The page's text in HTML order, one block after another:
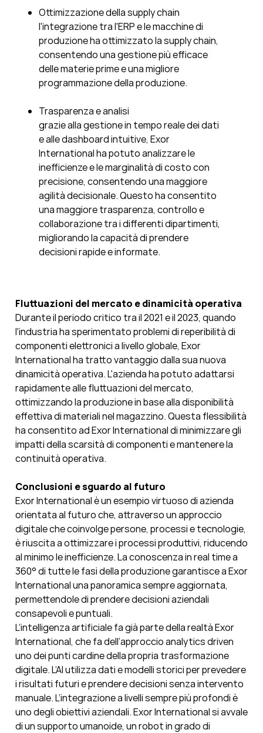
Ottimizzazione della supply chain
l'integrazione tra l'ERP e le macchine di
produzione ha ottimizzato la supply chain,
consentendo una gestione più efficace
delle materie prime e una migliore
programmazione della produzione.
Trasparenza e analisi
grazie alla gestione in tempo reale dei dati
e alle dashboard intuitive, Exor
International ha potuto analizzare le
inefficienze e le marginalità di costo con
precisione, consentendo una maggiore
agilità decisionale. Questo ha consentito
una maggiore trasparenza, controllo e
collaborazione tra i differenti dipartimenti,
migliorando la capacità di prendere
decisioni rapide e informate.
Fluttuazioni del mercato e dinamicità operativa
Durante il periodo critico tra il 2021 e il 2023, quando
l'industria ha sperimentato problemi di reperibilità di
componenti elettronici a livello globale, Exor
International ha tratto vantaggio dalla sua nuova
dinamicità operativa. L'azienda ha potuto adattarsi
rapidamente alle fluttuazioni del mercato,
ottimizzando la produzione in base alla disponibilità
effettiva di materiali nel magazzino. Questa flessibilità
ha consentito ad Exor International di minimizzare gli
impatti della scarsità di componenti e mantenere la
continuità operativa.
Conclusioni e sguardo al futuro
Exor International è un esempio virtuoso di azienda
orientata al futuro che, attraverso un approccio
digitale che coinvolge persone, processi e tecnologie,
è riuscita a ottimizzare i processi produttivi, riducendo
al minimo le inefficienze. La conoscenza in real time a
360° di tutte le fasi della produzione garantisce a Exor
International una panoramica sempre aggiornata,
permettendole di prendere decisioni aziendali
consapevoli e puntuali.
L’intelligenza artificiale fa già parte della realtà Exor
International, che fa dell’approccio analytics driven
uno dei punti cardine della propria trasformazione
digitale. L’AI utilizza dati e modelli storici per prevedere
i risultati futuri e prendere decisioni senza intervento
manuale. L’integrazione a livelli sempre più profondi è
uno degli obiettivi aziendali. Exor International si avvale
di un supporto umanoide, un robot in grado di